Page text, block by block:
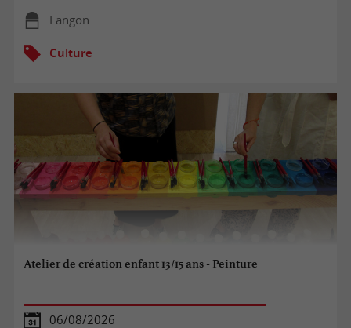
Langon
Culture
Atelier de création enfant 13/15 ans - Peinture
06/08/2026